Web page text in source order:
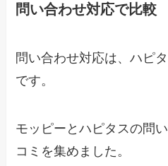
問い合わせ対応で比較
問い合わせ対応は、ハピ
です。
モッピーとハピタスの問
コミを集めました。